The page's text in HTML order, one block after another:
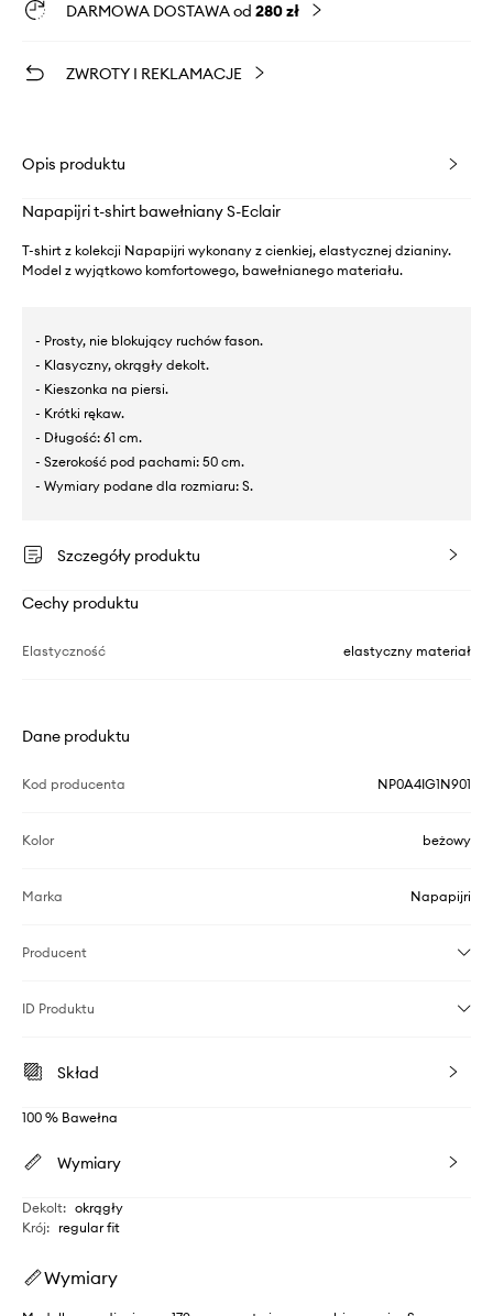
DARMOWA DOSTAWA od 280 zł
ZWROTY I REKLAMACJE
Opis produktu
Napapijri t-shirt bawełniany S-Eclair
T-shirt z kolekcji Napapijri wykonany z cienkiej, elastycznej dzianiny.
Model z wyjątkowo komfortowego, bawełnianego materiału.
- Prosty, nie blokujący ruchów fason.
- Klasyczny, okrągły dekolt.
- Kieszonka na piersi.
- Krótki rękaw.
- Długość: 61 cm.
- Szerokość pod pachami: 50 cm.
- Wymiary podane dla rozmiaru: S.
Szczegóły produktu
Cechy produktu
Elastyczność elastyczny materiał
Dane produktu
Kod producenta NP0A4IG1N901
Kolor beżowy
Marka Napapijri
Producent
ID Produktu
Skład
100 % Bawełna
Wymiary
Dekolt: okrągły
Krój: regular fit
Wymiary